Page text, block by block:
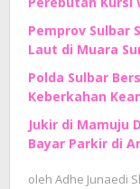
Pemprov Sulbar
Laut di Muara
Polda Sulbar
Keberkahan
Jukir di Mamuju
Bayar Parkir di
oleh Adhe Junaedi